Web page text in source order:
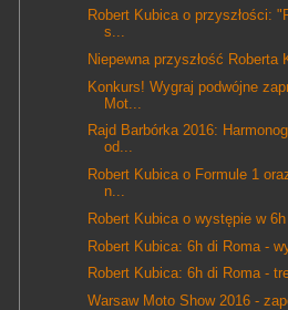
Robert Kubica o przyszłości:
s...
Niepewna przyszłość Roberta
Konkurs! Wygraj podwójne
Mot...
Rajd Barbórka 2016:
od...
Robert Kubica o Formule 1
n...
Robert Kubica o występie w
Robert Kubica: 6h di Roma -
Robert Kubica: 6h di Roma -
Warsaw Moto Show 2016 -